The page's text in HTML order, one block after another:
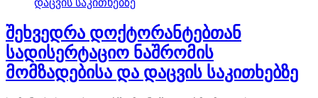
შეხვედრა დოქტორანტებთან
სადისერტაციო ნაშრომის
მომზადებისა და დაცვის საკითხებზე